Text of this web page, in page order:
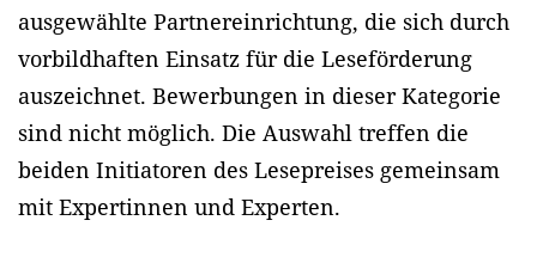
ausgewählte Partnereinrichtung, die sich durch
vorbildhaften Einsatz für die Leseförderung
auszeichnet. Bewerbungen in dieser Kategorie
sind nicht möglich. Die Auswahl treffen die
beiden Initiatoren des Lesepreises gemeinsam
mit Expertinnen und Experten.